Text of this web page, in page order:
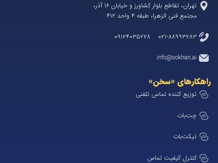
تهران، تقاطع بلوار کشاورز و خیابان 1۶ آذر،
مجتمع فنی الزهرا، طبقه ۴ واحد ۴۱۲
۰۲۱-۸۸۹۹۳۲۸۳ ۰۹۱۲۴۰۳۵۲۲۸
info@sokhan.ai
راهکارهای «سخن»
توزیع کننده تماس تلفنی
چت‌بات
تیکت‌بات
کنترل کیفیت تماس